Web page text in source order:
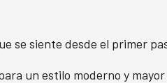
se siente desde el primer
un estilo moderno y